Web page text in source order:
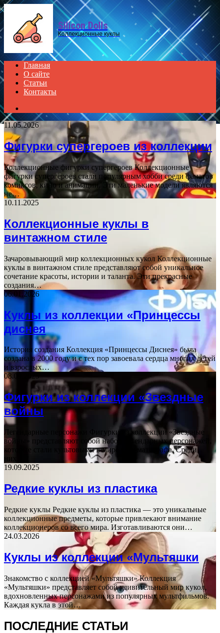
Menu
Silicon Dolls
Коллекционные куклы
Главная
О сайте
Статьи
Контакты
11.05.2026
Фигурки супергероев из коллекции
Коллекционные фигурки супергероев Коллекционные
фигурки супергероев стали популярным хобби среди фанатов
комиксов, кино и анимации. Эти маленькие модели являются
не…
10.11.2025
Коллекционные куклы в
винтажном стиле
Зачаровывающий мир коллекционных кукол Коллекционные
куклы в винтажном стиле представляют собой уникальное
сочетание красоты, истории и таланта. Эти прекрасные
создания…
06.01.2026
Куклы из коллекции «Принцессы
диснея
История создания Коллекция «Принцессы Диснея» была
создана в 2000 году и с тех пор завоевала сердца многих детей
и взрослых…
08.09.2025
Фигурки из коллекции «Звездные
войны
Легендарные персонажи Фигурки из коллекции «Звездные
войны» представляют собой набор легендарных персонажей,
которые стали культовыми в мире кинематографа. Среди
них…
19.09.2025
Редкие куклы из пластика
Редкие куклы Редкие куклы из пластика — это уникальные
коллекционные предметы, которые привлекают внимание
коллекционеров со всего мира. Изготавливаются они…
24.03.2026
Куклы из коллекции «Мультяшки
Знакомство с коллекцией «Мультяшки» Коллекция
«Мультяшки» представляет собой удивительный мир кукол,
вдохновленных персонажами из популярных мультфильмов.
Каждая кукла в этой…
ПОСЛЕДНИЕ СТАТЬИ